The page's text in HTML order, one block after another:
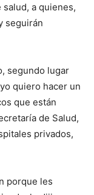
a quienes,
seguirán
segundo lugar
quiero hacer un
que están
de Salud,
privados,
porque les